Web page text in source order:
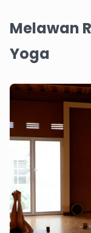
Melawan
Yoga